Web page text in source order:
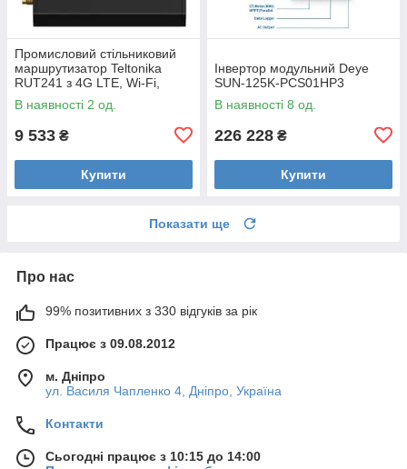
Промисловий стільниковий
маршрутизатор Teltonika
RUT241 з 4G LTE, Wi-Fi,
eSIM
В наявності 2 од.
9 533 ₴
Купити
Інвертор модульний Deye
SUN-125K-PCS01HP3
В наявності 8 од.
226 228 ₴
Купити
Показати ще
Про нас
99% позитивних з 330 відгуків за рік
Працює з 09.08.2012
м. Дніпро
ул. Василя Чапленко 4, Дніпро, Україна
Контакти
Сьогодні працює з 10:15 до 14:00